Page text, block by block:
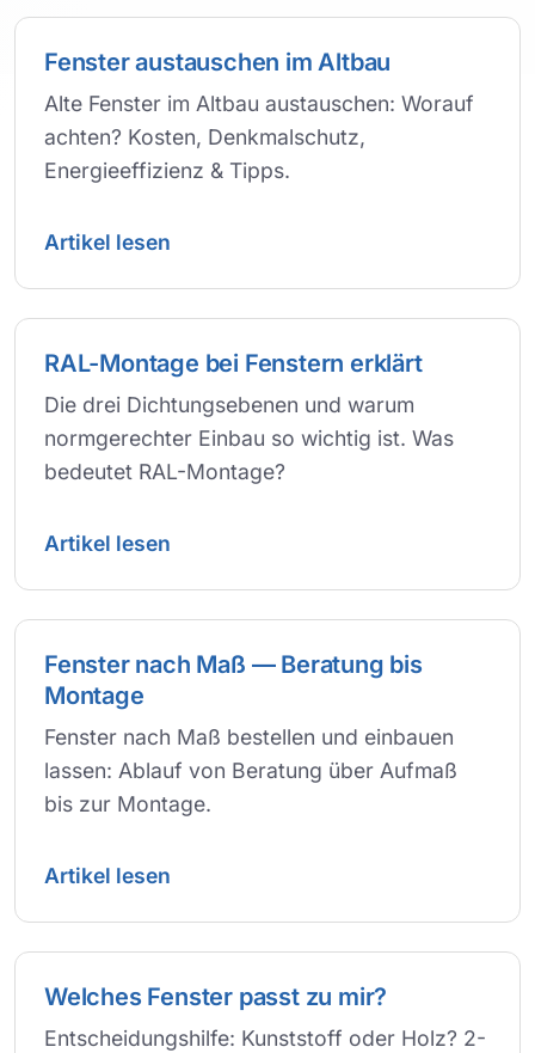
Fenster austauschen im Altbau
Alte Fenster im Altbau austauschen: Worauf
achten? Kosten, Denkmalschutz,
Energieeffizienz & Tipps.
Artikel lesen
RAL-Montage bei Fenstern erklärt
Die drei Dichtungsebenen und warum
normgerechter Einbau so wichtig ist. Was
bedeutet RAL-Montage?
Artikel lesen
Fenster nach Maß — Beratung bis
Montage
Fenster nach Maß bestellen und einbauen
lassen: Ablauf von Beratung über Aufmaß
bis zur Montage.
Artikel lesen
Welches Fenster passt zu mir?
Entscheidungshilfe: Kunststoff oder Holz? 2-